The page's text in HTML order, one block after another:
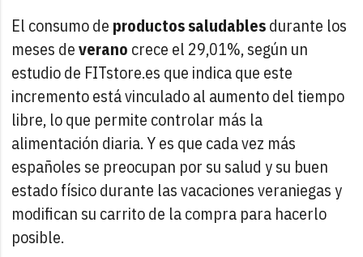
El consumo de productos saludablesdurante los
meses deverano crece el 29,01%, según un
estudio de FITstore.es que indica que este
incremento está vinculado al aumento del tiempo
libre, lo que permite controlar más la
alimentación diaria. Y es que cada vez más
españoles se preocupan por su salud y su buen
estado físico durante las vacaciones veraniegas y
modifican su carrito de la compra para hacerlo
posible.